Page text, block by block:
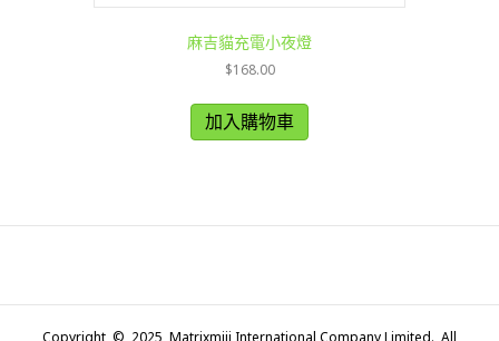
麻吉貓充電小夜燈
$168.00
加入購物車
Copyright © 2025 Matrixmiji International Company Limited. All